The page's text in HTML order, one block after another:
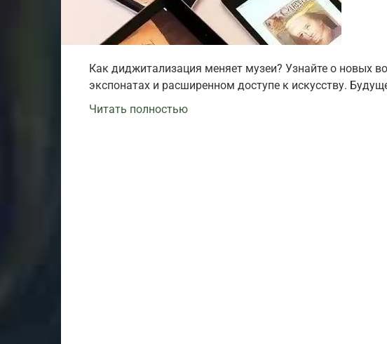
Как диджитализация меняет музеи? Узнайте о новых
экспонатах и расширенном доступе к искусству.
Читать полностью